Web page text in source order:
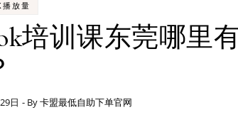
放量
培训课东莞哪里
日 - By卡盟最低自助下单官网